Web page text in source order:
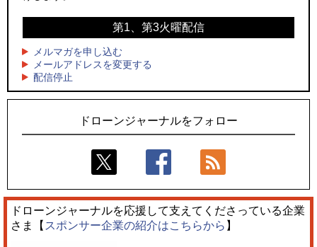
水面から離着水できる「HOVERAir AQUA」を実機レビュー、
水上アクティビティを自動追尾で撮影
レーシングカーの製造技術をドローンへ、トピアが大型機と
量産構想を公開
ロボデックス、2時間超の飛行を目指す新型水素燃料電池ドロ
ーンを公開
防衛だけではない、測量から屋内点検まで展開するテラドロ
ーンのソリューション
第1、第3火曜配信
メルマガを申し込む
メールアドレスを変更する
配信停止
ドローンジャーナルをフォロー
ドローンジャーナルを応援して支えてくださっている企業
さま【 スポンサー企業の紹介はこちらから 】